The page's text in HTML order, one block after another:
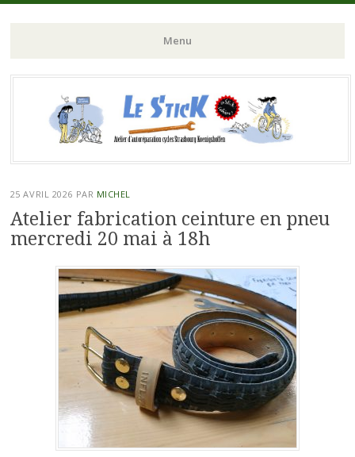
Menu
Aller
contenu
principal
25 AVRIL 2026 PAR MICHEL
Atelier fabrication ceinture en pneu
mercredi 20 mai à 18h